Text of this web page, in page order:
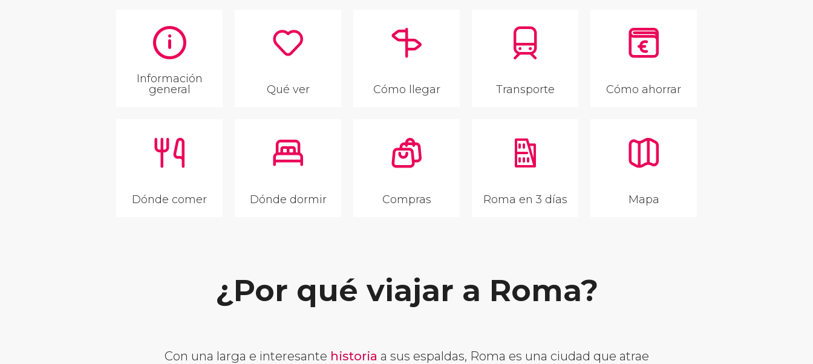
Información
general
Qué ver Cómo llegar Transporte Cómo ahorrar
Dónde comer Dónde dormir Compras Roma en 3 días Mapa
¿Por qué viajar a Roma?
Con una larga e interesante historia a sus espaldas, Roma es una ciudad que atrae